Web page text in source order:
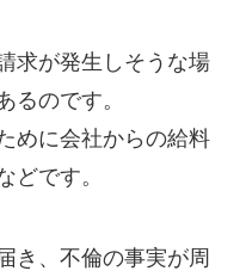
求が発生しそうな場
るのです。
めに会社からの給料
どです。
き、不倫の事実が周